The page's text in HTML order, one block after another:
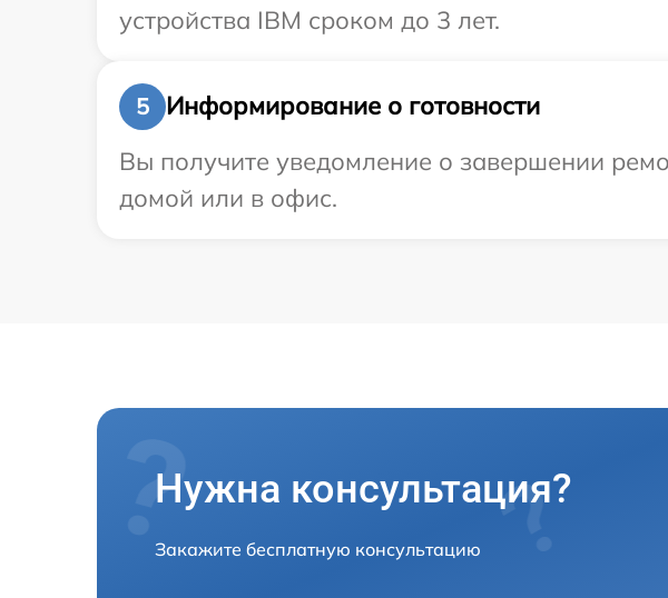
устройства IBM сроком до 3 лет.
5
Информирование о готовности
Вы получите уведомление о завершении
домой или в офис.
Нужна консультация?
Закажите бесплатную консультацию